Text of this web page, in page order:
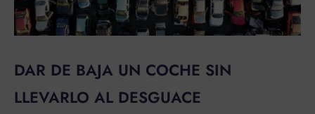
DAR DE BAJA UN COCHE SIN
LLEVARLO AL DESGUACE